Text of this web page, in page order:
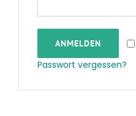
ANMELDEN
Passwort vergessen?